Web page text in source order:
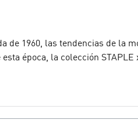
de 1960, las tendencias de la
época, la colección STAPLE